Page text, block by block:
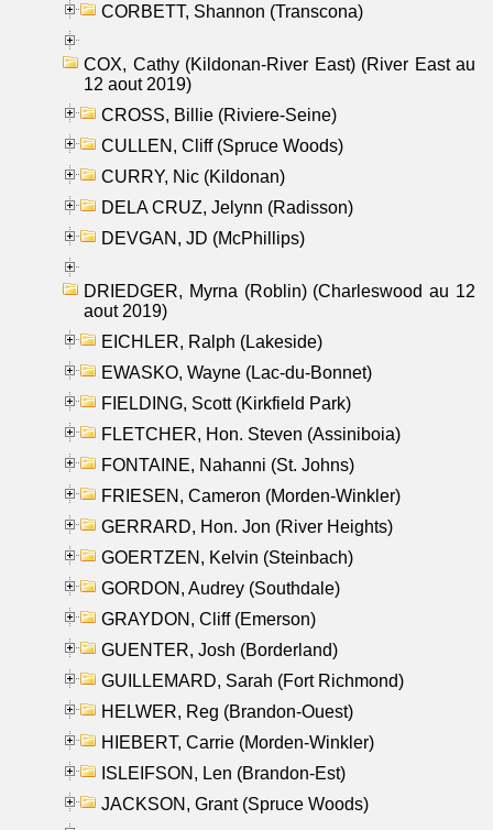
CORBETT, Shannon (Transcona)
COX, Cathy (Kildonan-River East) (River East au
12 aout 2019)
CROSS, Billie (Riviere-Seine)
CULLEN, Cliff (Spruce Woods)
CURRY, Nic (Kildonan)
DELA CRUZ, Jelynn (Radisson)
DEVGAN, JD (McPhillips)
DRIEDGER, Myrna (Roblin) (Charleswood au 12
aout 2019)
EICHLER, Ralph (Lakeside)
EWASKO, Wayne (Lac-du-Bonnet)
FIELDING, Scott (Kirkfield Park)
FLETCHER, Hon. Steven (Assiniboia)
FONTAINE, Nahanni (St. Johns)
FRIESEN, Cameron (Morden-Winkler)
GERRARD, Hon. Jon (River Heights)
GOERTZEN, Kelvin (Steinbach)
GORDON, Audrey (Southdale)
GRAYDON, Cliff (Emerson)
GUENTER, Josh (Borderland)
GUILLEMARD, Sarah (Fort Richmond)
HELWER, Reg (Brandon-Ouest)
HIEBERT, Carrie (Morden-Winkler)
ISLEIFSON, Len (Brandon-Est)
JACKSON, Grant (Spruce Woods)